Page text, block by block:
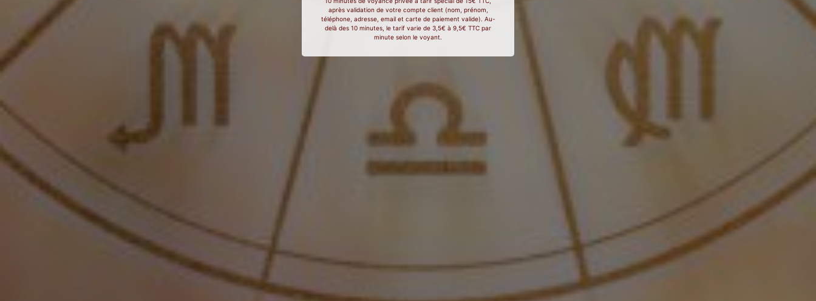
après validation de votre compte client (nom, prénom,
téléphone, adresse, email et carte de paiement valide). Au-
delà des 10 minutes, le tarif varie de 3,5€ à 9,5€ TTC par
minute selon le voyant.